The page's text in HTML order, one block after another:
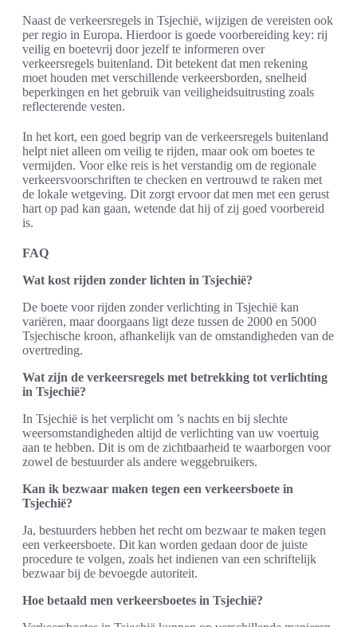
Naast de verkeersregels in Tsjechië, wijzigen de vereisten ook
per regio in Europa. Hierdoor is goede voorbereiding key: rij
veilig en boetevrij door jezelf te informeren over
verkeersregels buitenland. Dit betekent dat men rekening
moet houden met verschillende verkeersborden, snelheid
beperkingen en het gebruik van veiligheidsuitrusting zoals
reflecterende vesten.
In het kort, een goed begrip van de verkeersregels buitenland
helpt niet alleen om veilig te rijden, maar ook om boetes te
vermijden. Voor elke reis is het verstandig om de regionale
verkeersvoorschriften te checken en vertrouwd te raken met
de lokale wetgeving. Dit zorgt ervoor dat men met een gerust
hart op pad kan gaan, wetende dat hij of zij goed voorbereid
is.
FAQ
Wat kost rijden zonder lichten in Tsjechië?
De boete voor rijden zonder verlichting in Tsjechië kan
variëren, maar doorgaans ligt deze tussen de 2000 en 5000
Tsjechische kroon, afhankelijk van de omstandigheden van de
overtreding.
Wat zijn de verkeersregels met betrekking tot verlichting
in Tsjechië?
In Tsjechië is het verplicht om ’s nachts en bij slechte
weersomstandigheden altijd de verlichting van uw voertuig
aan te hebben. Dit is om de zichtbaarheid te waarborgen voor
zowel de bestuurder als andere weggebruikers.
Kan ik bezwaar maken tegen een verkeersboete in
Tsjechië?
Ja, bestuurders hebben het recht om bezwaar te maken tegen
een verkeersboete. Dit kan worden gedaan door de juiste
procedure te volgen, zoals het indienen van een schriftelijk
bezwaar bij de bevoegde autoriteit.
Hoe betaald men verkeersboetes in Tsjechië?